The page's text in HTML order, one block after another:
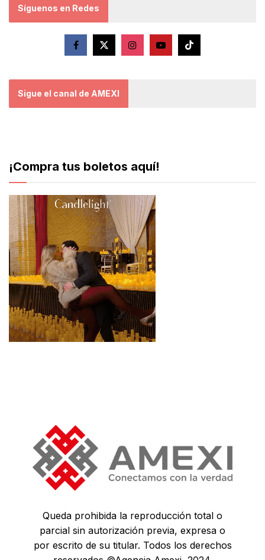
Síguenos en Redes
Sigue el canal de AMEXI
¡Compra tus boletos aquí!
Queda prohibida la reproducción total o
parcial sin autorización previa, expresa o
por escrito de su titular. Todos los derechos